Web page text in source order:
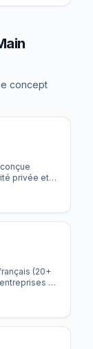
concept
privée et
RH à
chaîne de
main
(20+
de
sa
les TPE.